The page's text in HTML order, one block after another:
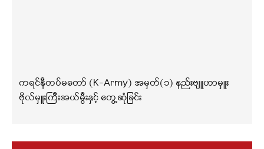
ကရင်နီတပ်မတော် (K-Army) အမှတ်(၁) နည်းဗျူဟာမှူး
ဗိုလ်မှူးကြီးအယ်မွီးနှင့် တွေ့ဆုံခြင်း